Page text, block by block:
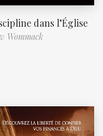
dans l’Église
Wommack